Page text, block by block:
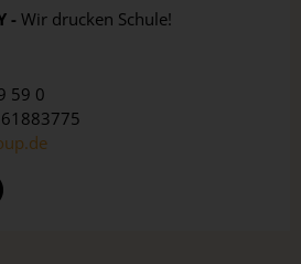
- Wir drucken Schule!
59 0